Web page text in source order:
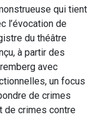
qui tient
l’évocation de
du théâtre
à partir des
avec
un focus
de crimes
de crimes contre